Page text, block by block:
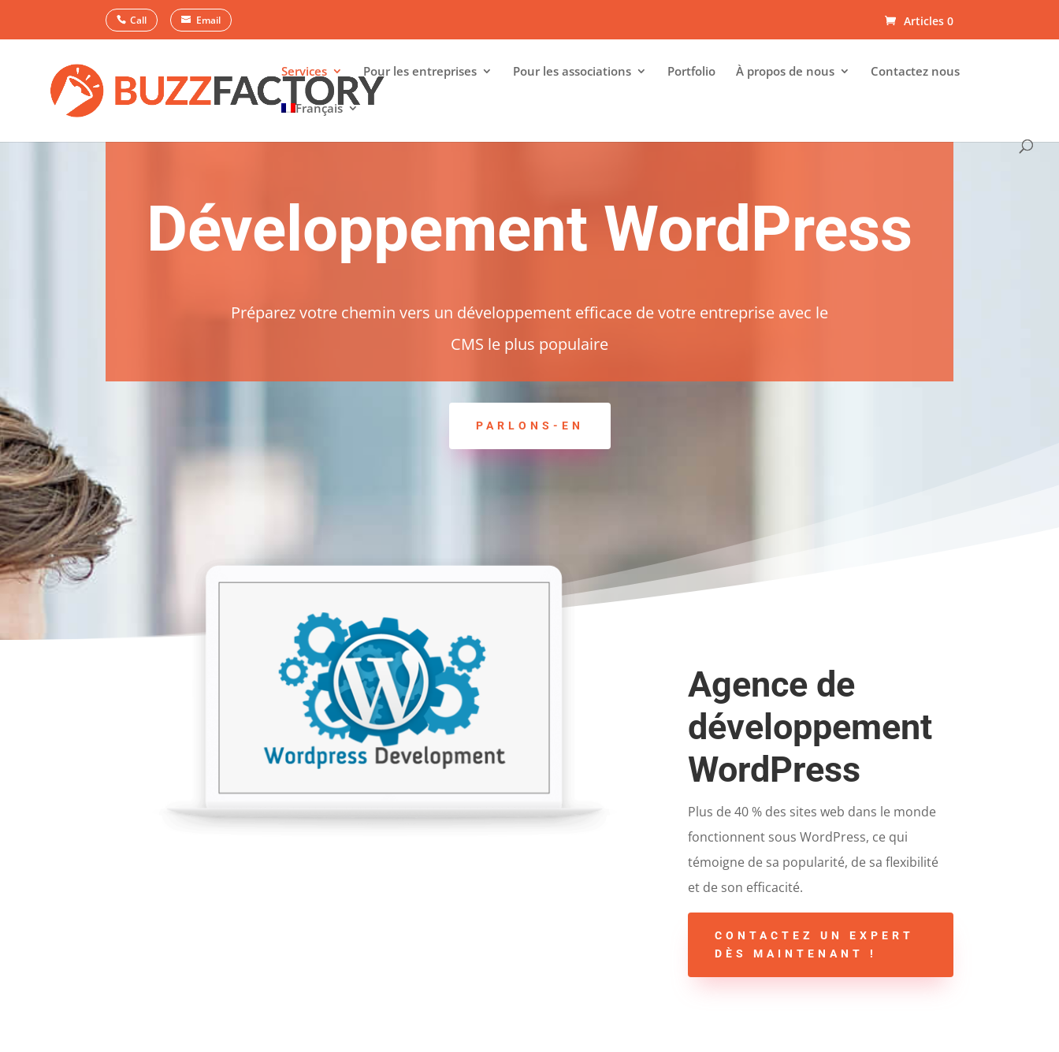
Call Email Articles 0
Services Pour les entreprises Pour les associations Portfolio À propos de nous Contactez nous
Français
Développement WordPress
Préparez votre chemin vers un développement efficace de votre entreprise avec le
CMS le plus populaire
PARLONS-EN
Agence de
développement
WordPress
Plus de 40 % des sites web dans le monde
fonctionnent sous WordPress, ce qui
témoigne de sa popularité, de sa flexibilité
et de son efficacité.
CONTACTEZ UN EXPERT
DÈS MAINTENANT !